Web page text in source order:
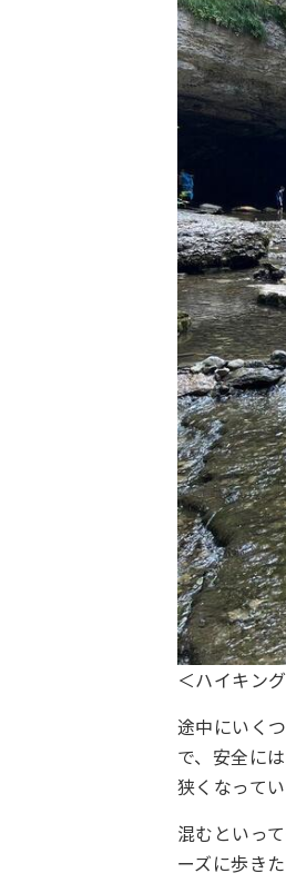
＜ハイキン
途中にいく
で、安全に
狭くなって
混むといっ
ーズに歩き